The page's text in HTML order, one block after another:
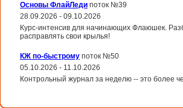
Основы ФлайЛеди поток №39
28.09.2026 - 09.10.2026
Курс-интенсив для начинающих Флаюшек.
расправлять свои крылья!
КЖ по-быстрому поток №50
05.10.2026 - 11.10.2026
Контрольный журнал за неделю -- это более